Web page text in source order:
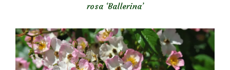
rosa ‘Ballerina’